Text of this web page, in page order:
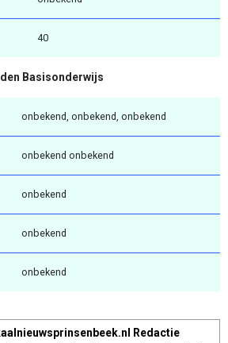
40
Basisonderwijs
onbekend, onbekend, onbekend
onbekend onbekend
onbekend
onbekend
onbekend
Redactie